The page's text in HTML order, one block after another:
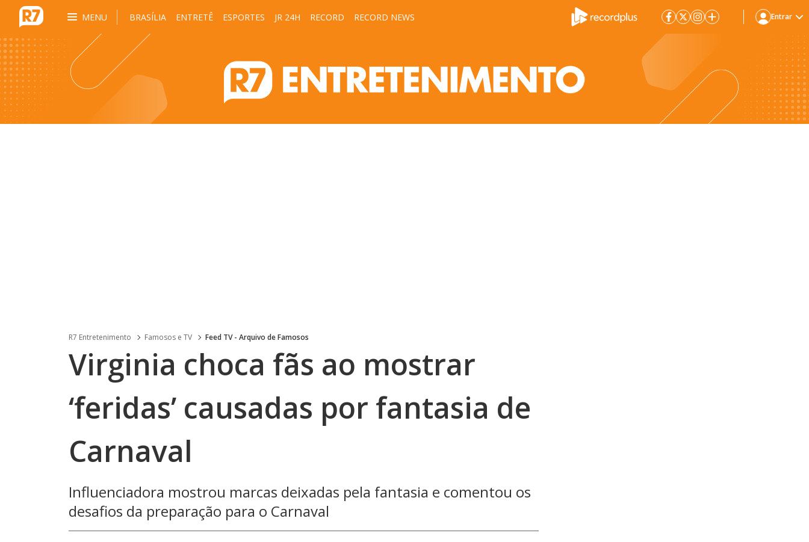
MENU BRASÍLIA ENTRETÊ ESPORTES JR 24H RECORD RECORD NEWS Entrar
R7 Entretenimento Famosos e TV Feed TV - Arquivo de Famosos
Virginia choca fãs ao mostrar
‘feridas’ causadas por fantasia de
Carnaval
Influenciadora mostrou marcas deixadas pela fantasia e comentou os
desafios da preparação para o Carnaval